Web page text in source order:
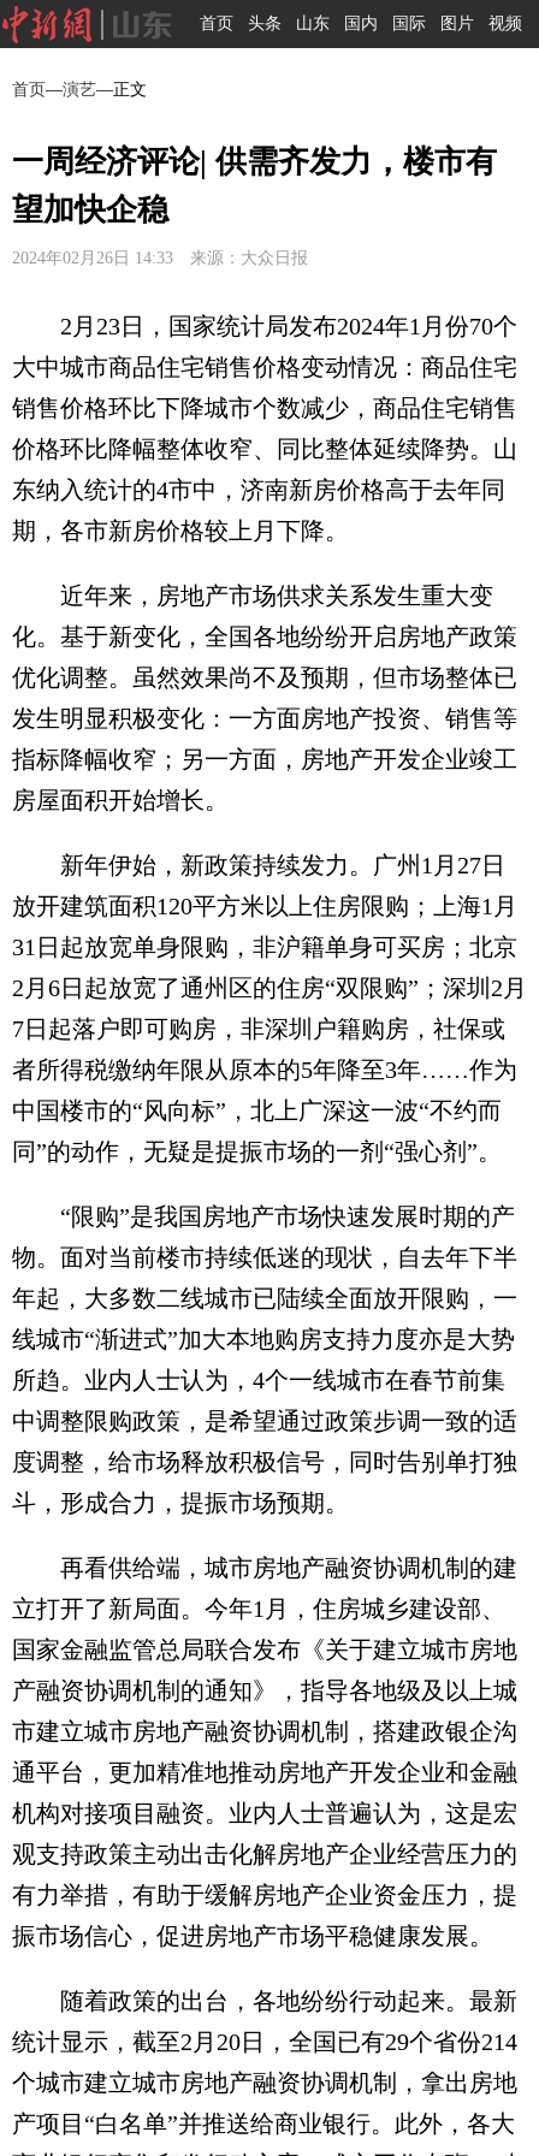
首页 头条 山东 国内 国际 图片 视频
首页—演艺—正文
一周经济评论| 供需齐发力，楼市有
望加快企稳
2024年02月26日 14:33 来源：大众日报
2月23日，国家统计局发布2024年1月份70个
大中城市商品住宅销售价格变动情况：商品住宅
销售价格环比下降城市个数减少，商品住宅销售
价格环比降幅整体收窄、同比整体延续降势。山
东纳入统计的4市中，济南新房价格高于去年同
期，各市新房价格较上月下降。
近年来，房地产市场供求关系发生重大变
化。基于新变化，全国各地纷纷开启房地产政策
优化调整。虽然效果尚不及预期，但市场整体已
发生明显积极变化：一方面房地产投资、销售等
指标降幅收窄；另一方面，房地产开发企业竣工
房屋面积开始增长。
新年伊始，新政策持续发力。广州1月27日
放开建筑面积120平方米以上住房限购；上海1月
31日起放宽单身限购，非沪籍单身可买房；北京
2月6日起放宽了通州区的住房“双限购”；深圳2月
7日起落户即可购房，非深圳户籍购房，社保或
者所得税缴纳年限从原本的5年降至3年……作为
中国楼市的“风向标”，北上广深这一波“不约而
同”的动作，无疑是提振市场的一剂“强心剂”。
“限购”是我国房地产市场快速发展时期的产
物。面对当前楼市持续低迷的现状，自去年下半
年起，大多数二线城市已陆续全面放开限购，一
线城市“渐进式”加大本地购房支持力度亦是大势
所趋。业内人士认为，4个一线城市在春节前集
中调整限购政策，是希望通过政策步调一致的适
度调整，给市场释放积极信号，同时告别单打独
斗，形成合力，提振市场预期。
再看供给端，城市房地产融资协调机制的建
立打开了新局面。今年1月，住房城乡建设部、
国家金融监管总局联合发布《关于建立城市房地
产融资协调机制的通知》，指导各地级及以上城
市建立城市房地产融资协调机制，搭建政银企沟
通平台，更加精准地推动房地产开发企业和金融
机构对接项目融资。业内人士普遍认为，这是宏
观支持政策主动出击化解房地产企业经营压力的
有力举措，有助于缓解房地产企业资金压力，提
振市场信心，促进房地产市场平稳健康发展。
随着政策的出台，各地纷纷行动起来。最新
统计显示，截至2月20日，全国已有29个省份214
个城市建立城市房地产融资协调机制，拿出房地
产项目“白名单”并推送给商业银行。此外，各大